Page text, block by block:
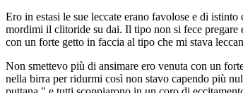
Ero in estasi le sue leccate erano favolose e di
mordimi il clitoride su dai. Il tipo non si fece pregare
con un forte getto in faccia al tipo che mi stava
Non smettevo più di ansimare ero venuta con un
nella birra per ridurmi così non stavo capendo più